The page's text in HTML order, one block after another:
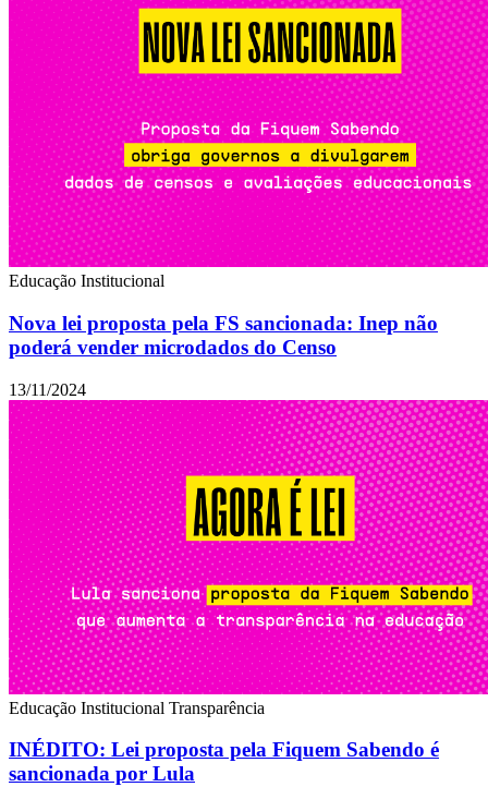
Educação Institucional
Nova lei proposta pela FS sancionada: Inep não
poderá vender microdados do Censo
13/11/2024
Educação Institucional Transparência
INÉDITO: Lei proposta pela Fiquem Sabendo é
sancionada por Lula